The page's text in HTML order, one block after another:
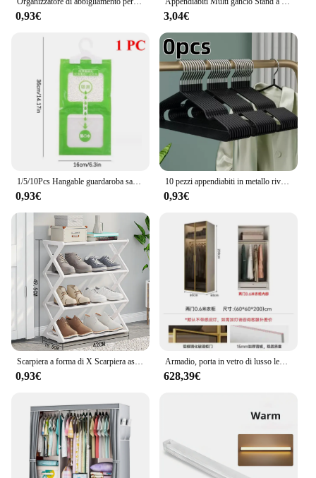
0,93€ 3,04€
0,93€
10 pezzi appendiabiti in metallo rivestito antiscivolo appendiabiti per impieghi gravosi appendiabiti per camicia in metallo con tacche rotonde per il vestito
0,93€
0,93€
Armadio, porta in vetro di lusso leggero, celebrità moderna di Internet, porta a battente, armadio ad angolo, armadio, camera da letto, casa
628,39€